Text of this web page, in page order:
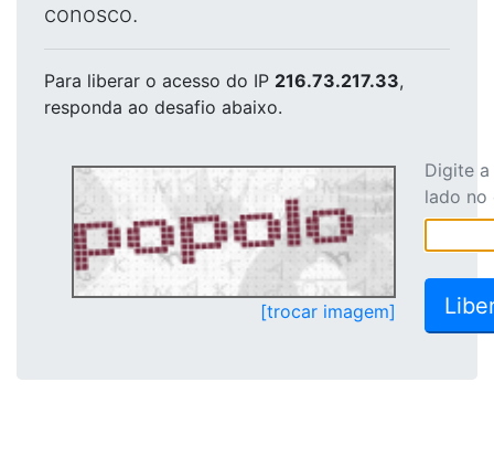
conosco.
Para liberar o acesso do IP 216.73.217.33,
responda ao desafio abaixo.
[trocar imagem]
Digite
lado no